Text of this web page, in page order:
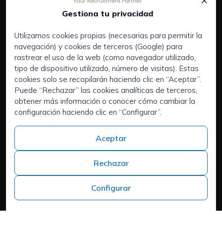
Gestiona tu privacidad
Utilizamos cookies propias (necesarias para permitir la
navegación) y cookies de terceros (Google) para
rastrear el uso de la web (como navegador utilizado,
tipo de dispositivo utilizado, número de visitas). Estas
cookies solo se recopilarán haciendo clic en “Aceptar”.
Puede “Rechazar” las cookies analíticas de terceros,
obtener más información o conocer cómo cambiar la
configuración haciendo clic en “Configurar”.
Aceptar
Rechazar
Configurar
Servicios:
Empresas
Executive Search | Selección de Directivos
Outsourcing de RRHH
Áreas de interés:
Candidatos
Quiénes somos
Contacto
Trabaja en ISPROX
Teléfono